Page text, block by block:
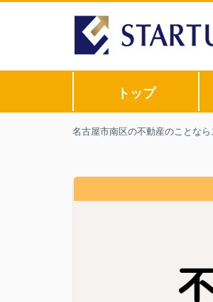
トップ
名古屋市南区の不動産のことな